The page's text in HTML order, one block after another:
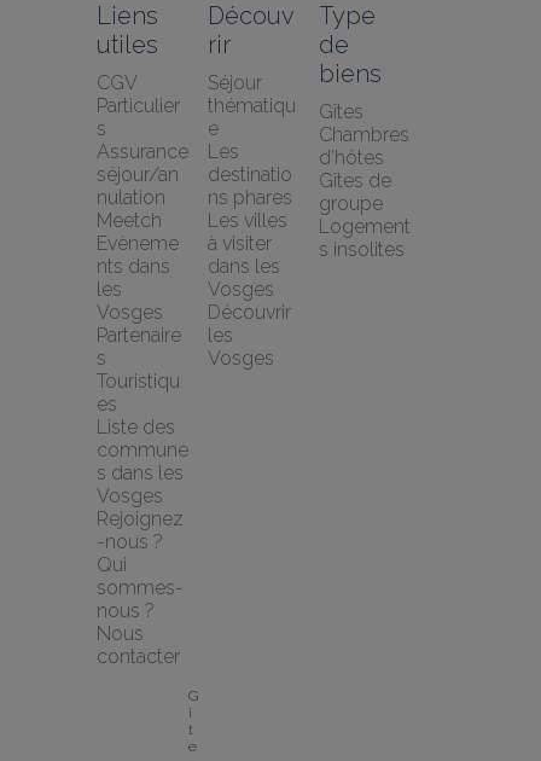
Liens
utiles
CGV
Particulier
s
Assurance
séjour/an
nulation
Meetch
Evèneme
nts dans
les
Vosges
Partenaire
s
Touristiqu
es
Liste des
commune
s dans les
Vosges
Rejoignez
-nous ?
Qui
sommes-
nous ?
Nous
contacter
Découv
rir
Séjour
thématiqu
e
Les
destinatio
ns phares
Les villes
à visiter
dans les
Vosges
Découvrir
les
Vosges
Type
de
biens
Gîtes
Chambres
d’hôtes
Gîtes de
groupe
Logement
s insolites
G
î
t
e